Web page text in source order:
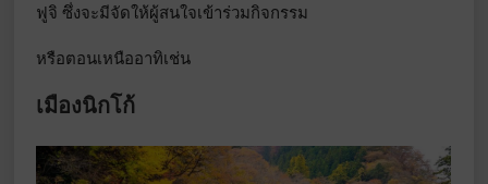
ฟูจิ ซึ่งจะมีจัดให้ผู้สนใจเข้าร่วมกิจกรรม
หรือตอนเหนืออาทิเช่น
เมืองนิกโก้